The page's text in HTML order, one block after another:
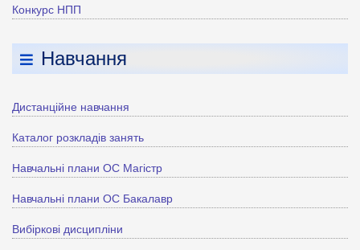
Конкурс НПП
Навчання
Дистанційне навчання
Каталог розкладів занять
Навчальні плани ОС Магістр
Навчальні плани ОС Бакалавр
Вибіркові дисципліни